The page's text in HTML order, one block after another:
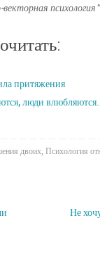
психология”
притяжения
люди
двоих, Психология
Не